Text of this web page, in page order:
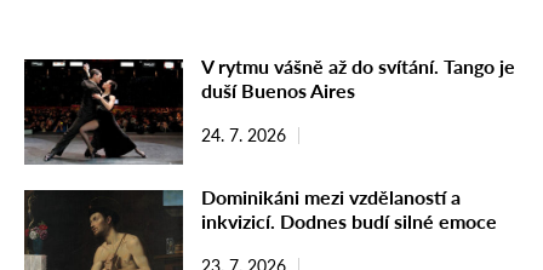
V rytmu vášně až do svítání. Tango je
duší Buenos Aires
24. 7. 2026
Dominikáni mezi vzdělaností a
inkvizicí. Dodnes budí silné emoce
23. 7. 2026